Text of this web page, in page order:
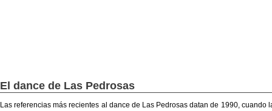
El dance de Las Pedrosas
Las referencias más recientes al dance de Las Pedrosas datan de 1990, cuando